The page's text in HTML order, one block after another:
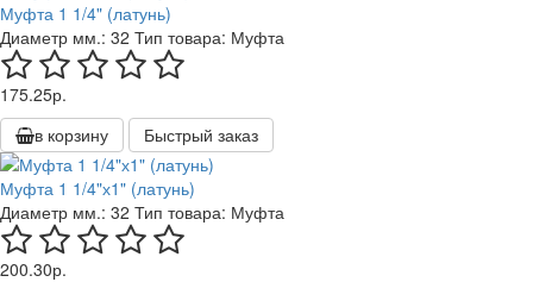
Муфта 1 1/4" (латунь)
Диаметр мм.: 32 Тип товара: Муфта
175.25р.
в корзину
Быстрый заказ
Муфта 1 1/4"х1" (латунь)
Диаметр мм.: 32 Тип товара: Муфта
200.30р.